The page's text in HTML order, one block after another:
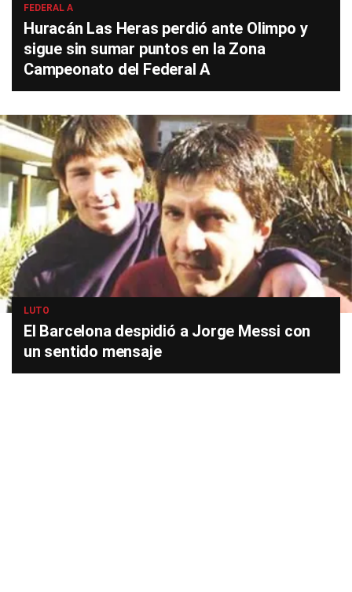
FEDERAL A
Huracán Las Heras perdió ante Olimpo y
sigue sin sumar puntos en la Zona
Campeonato del Federal A
LUTO
El Barcelona despidió a Jorge Messi con
un sentido mensaje